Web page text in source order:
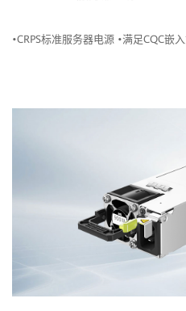
•CRPS标准服务器电源 •满足CQC嵌